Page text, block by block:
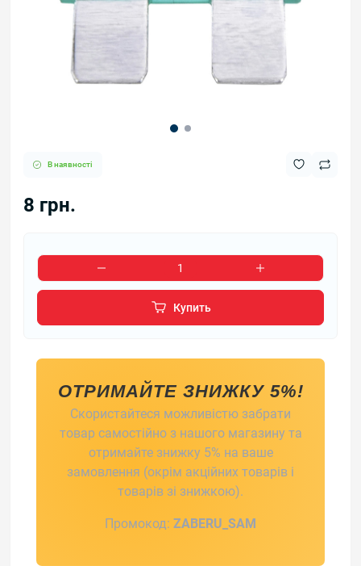
В наявності
8 грн.
Купить
ОТРИМАЙТЕ ЗНИЖКУ 5%!
Скористайтеся можливістю забрати
товар самостійно з нашого магазину та
отримайте знижку 5% на ваше
замовлення (окрім акційних товарів і
товарів зі знижкою).
Промокод: ZABERU_SAM